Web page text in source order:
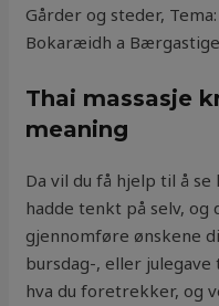
Gårder og steder,
Bokaræidh a
Thai massasje
meaning
Da vil du få hjelp til å
hadde tenkt på selv,
gjennomføre ønskene
bursdag-, eller
hva du foretrekker, og